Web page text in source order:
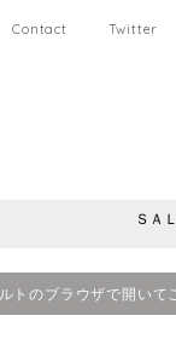
Contact Twitter
ＳＡ
のブラウザで開いて